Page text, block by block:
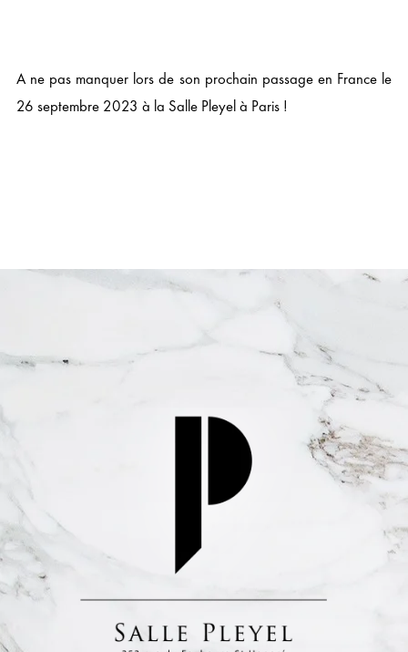
A ne pas manquer lors de son prochain passage en France le
26 septembre 2023 à la Salle Pleyel à Paris !